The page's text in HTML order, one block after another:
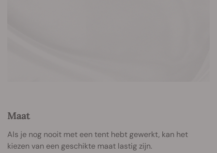
Maat
Als je nog nooit met een tent hebt gewerkt, kan het
kiezen van een geschikte maat lastig zijn.